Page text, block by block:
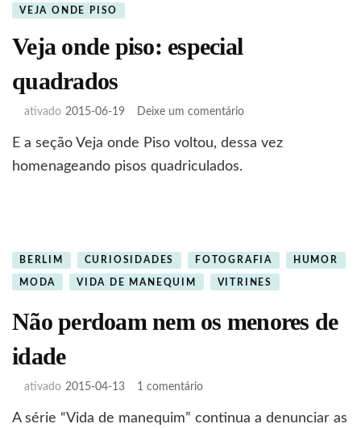
VEJA ONDE PISO
Veja onde piso: especial
quadrados
ativado 2015-06-19 Deixe um comentárioem
onde
E a seção Veja onde Piso voltou, dessa vez
homenageando pisos quadriculados.
BERLIM CURIOSIDADES FOTOGRAFIA HUMOR
MODA VIDA DE MANEQUIM VITRINES
Não perdoam nem os menores de
idade
ativado 2015-04-13 1 comentárioem
perdoam
A série “Vida de manequim” continua a denunciar as